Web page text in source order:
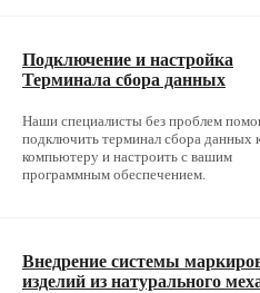
Подключение и настройка
Терминала сбора данных
Наши специалисты без проблем
подключить терминал сбора данных
компьютеру и настроить с вашим
программным обеспечением.
Внедрение системы
изделий из натурального